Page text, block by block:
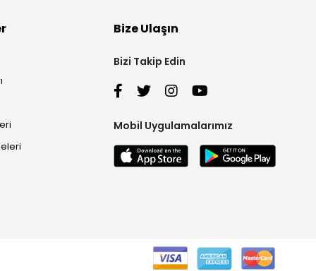
Bize Ulaşın
Bizi Takip Edin
Mobil Uygulamalarımız